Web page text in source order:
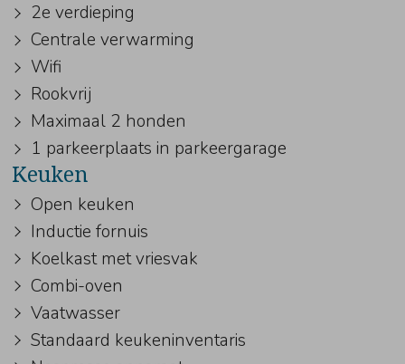
2e verdieping
Centrale verwarming
Wifi
Rookvrij
Maximaal 2 honden
1 parkeerplaats in parkeergarage
Keuken
Open keuken
Inductie fornuis
Koelkast met vriesvak
Combi-oven
Vaatwasser
Standaard keukeninventaris